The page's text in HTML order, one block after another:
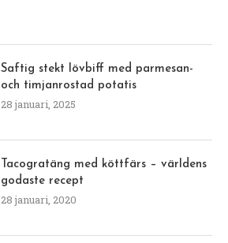
Saftig stekt lövbiff med parmesan-
och timjanrostad potatis
28 januari, 2025
Tacogratäng med köttfärs – världens
godaste recept
28 januari, 2020